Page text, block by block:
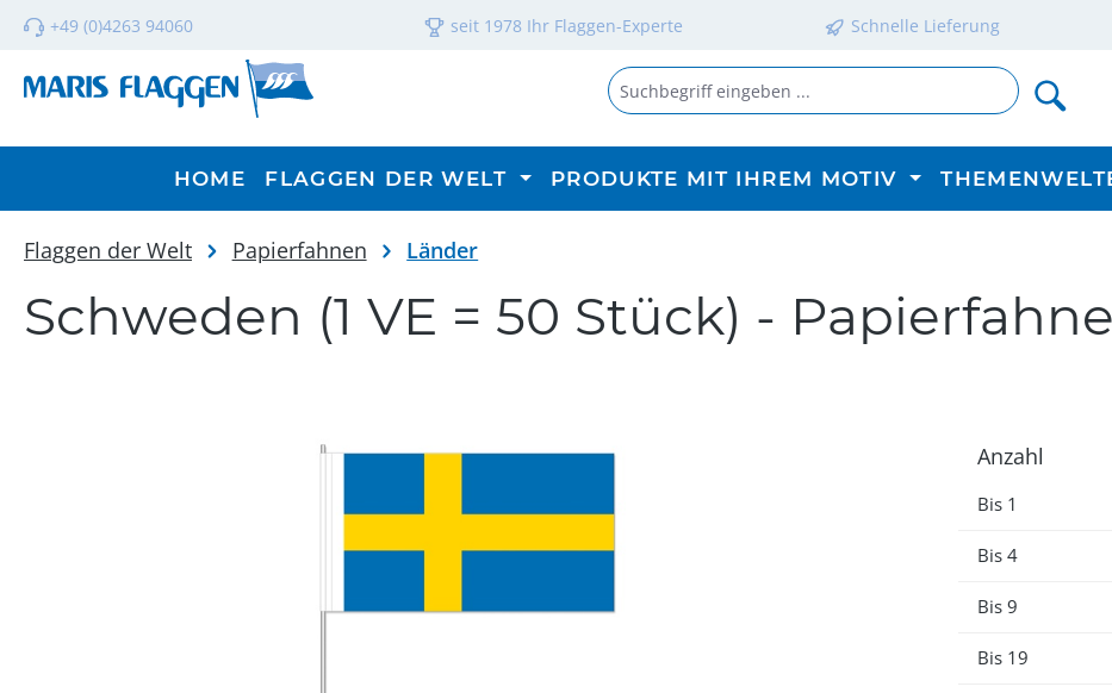
Hauptinhalt springen
Zur Suche springen
Zur Hauptnavigation springen
+49 (0)4263 94060 seit 1978 Ihr Flaggen-Experte Schnelle Lieferung
HOME FLAGGEN DER WELT PRODUKTE MIT IHREM MOTIV
Flaggen der Welt Papierfahnen Länder
Schweden (1 VE = 50 Stück) -
Anzahl
Bis 1
Bis4
Bis9
Bis 19